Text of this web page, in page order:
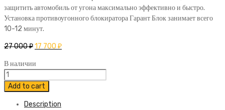
защитить автомобиль от угона максимально эффективно и быстро.
Установка противоугонного блокиратора Гарант Блок занимает всего
10-12 минут.
27 000₽17 700 ₽
В наличии
Блокиратор
Гарант
Блок
Люкс
Add to cart
Description